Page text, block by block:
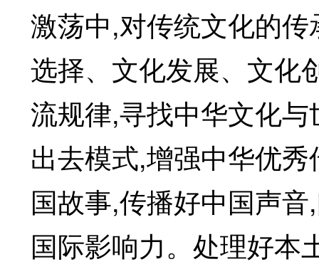
激荡中,对传统文化的
选择、文化发展、文化
流规律,寻找中华文化
出去模式,增强中华优
国故事,传播好中国声
国际影响力。处理好本